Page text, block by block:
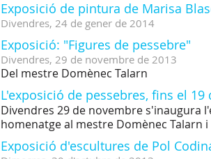
Exposició de pintura de Marisa
Divendres, 24 de gener de 2014
Exposició: "Figures de pessebre"
Divendres, 29 de novembre de 2013
Del mestre Domènec Talarn
L'exposició de pessebres, fins el 19
Divendres 29 de novembre s'inaugura
homenatge al mestre Domènec Talarn
Exposició d'escultures de Pol